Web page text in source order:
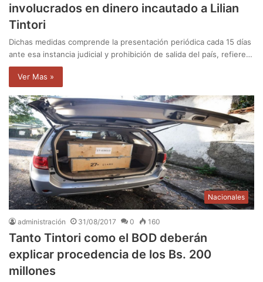
involucrados en dinero incautado a Lilian
Tintori
Dichas medidas comprende la presentación periódica cada 15 días
ante esa instancia judicial y prohibición de salida del país, refiere…
Ver Mas »
Nacionales
administración 31/08/2017 0 160
Tanto Tintori como el BOD deberán
explicar procedencia de los Bs. 200
millones